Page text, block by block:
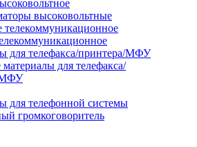
высоковольтные
для телефакса/принтера/МФУ
для телефакса/
МФУ
для телефонной системы
громкоговоритель